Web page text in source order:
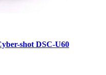
shot DSC-U60